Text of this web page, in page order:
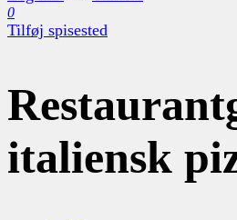
0
Tilføj spisested
italiensk